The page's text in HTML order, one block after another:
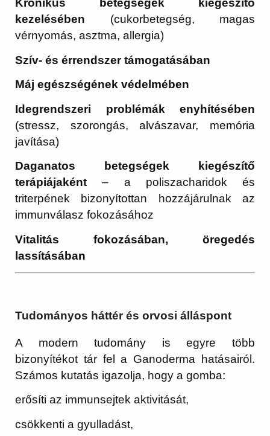
Krónikus betegségek kiegészítő
kezelésében (cukorbetegség, magas
vérnyomás, asztma, allergia)
Szív- és érrendszer támogatásában
Máj egészségének védelmében
Idegrendszeri problémák enyhítésében
(stressz, szorongás, alvászavar, memória
javítása)
Daganatos betegségek kiegészítő
terápiájaként – a poliszacharidok és
triterpének bizonyítottan hozzájárulnak az
immunválasz fokozásához
Vitalitás fokozásában, öregedés
lassításában
Tudományos háttér és orvosi álláspont
A modern tudomány is egyre több
bizonyítékot tár fel a Ganoderma hatásairól.
Számos kutatás igazolja, hogy a gomba:
erősíti az immunsejtek aktivitását,
csökkenti a gyulladást,